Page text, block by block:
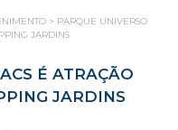
> PARQUE UNIVERSO
JARDINS
É ATRAÇÃO
JARDINS